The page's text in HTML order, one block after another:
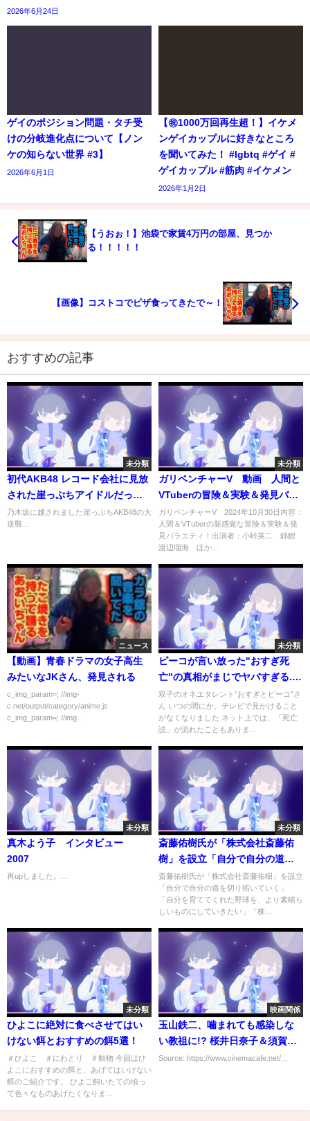
2026年6月24日
ゲイのポジション問題・タチ受
けの分岐進化点について【ノン
ケの知らない世界 #3】
2026年6月1日
【㊗️1000万回再生超！】イケメ
ンゲイカップルに好きなところ
を聞いてみた！ #lgbtq #ゲイ #
ゲイカップル #筋肉 #イケメン
2026年1月2日
【うおぉ！】池袋で家賃4万円の部屋、見つか
る！！！！！
【画像】コストコでピザ食ってきたで～！
おすすめの記事
未分類
初代AKB48 レコード会社に見放
された崖っぷちアイドルだった
が…
乃木坂に越されました崖っぷちAKB48の大
逆襲...
未分類
ガリベンチャーV 動画 人間と
VTuberの冒険＆実験＆発見バラ
エティ 10月30日
ガリベンチャーV 2024年10月30日内容：
人間＆VTuberの新感覚な冒険＆実験＆発
見バラエティ！出演者：小峠英二 錦鯉
渡辺瑠海 ほか...
ニュース
【動画】青春ドラマの女子高生
みたいなJKさん、発見される
c_img_param=; //img-
c.net/output/category/anime.js
c_img_param=; //img...
未分類
ピーコが言い放った"おすぎ死
亡"の真相がまじでヤバすぎる...
『オカマキャラ』の第一線で活
躍してきたタレントの"共演
NG"事件の内容や現在の姿に驚
双子のオネエタレント“おすぎとピーコ”さ
ん いつの間にか、テレビで見かけること
がなくなりました ネット上では、「死亡
説」が流れたこともありま...
未分類
真木よう子 インタビュー
2007
再upしました。...
未分類
斎藤佑樹氏が「株式会社斎藤佑
樹」を設立「自分で自分の道を
切り拓いていく」
斎藤佑樹氏が「株式会社斎藤佑樹」を設立
「自分で自分の道を切り拓いていく」
「自分を育ててくれた野球を、より素晴ら
しいものにしていきたい」「株...
未分類
ひよこに絶対に食べさせてはい
けない餌とおすすめの餌5選！
＃ひよこ ＃にわとり ＃動物 今回はひ
よこにおすすめの餌と、あげてはいけない
餌のご紹介です。 ひよこ飼いたての頃っ
て色々なものあげたくなりま...
映画関係
玉山鉄二、噛まれても感染しな
い教祖に!? 桜井日奈子＆須賀健
太らも参加「君と世界が終わる
Source: https://www.cinemacafe.net/...